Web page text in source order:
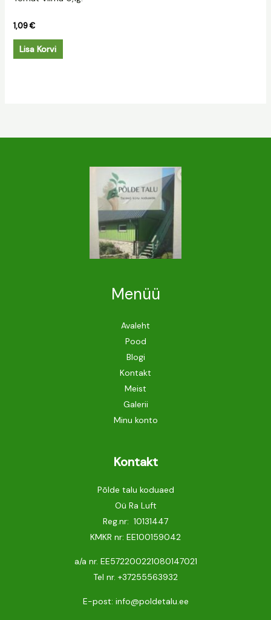
1,09€
Lisa Korvi
Menüü
Avaleht
Pood
Blogi
Kontakt
Meist
Galerii
Minu konto
Kontakt
Põlde talu koduaed
Oü Ra Luft
Reg.nr: 10131447
KMKR nr: EE100159042
a/a nr. EE572200221080147021
Tel nr. +37255563932
E-post: info@poldetalu.ee